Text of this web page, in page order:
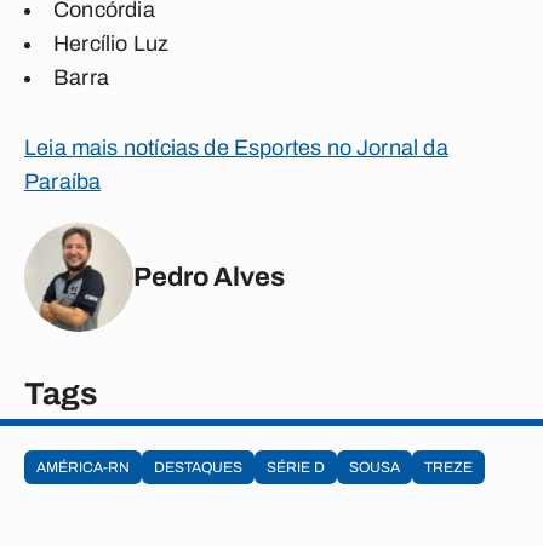
Concórdia
Hercílio Luz
Barra
Leia mais notícias de Esportes no Jornal da
Paraíba
Pedro Alves
Tags
AMÉRICA-RN DESTAQUES SÉRIE D SOUSA TREZE